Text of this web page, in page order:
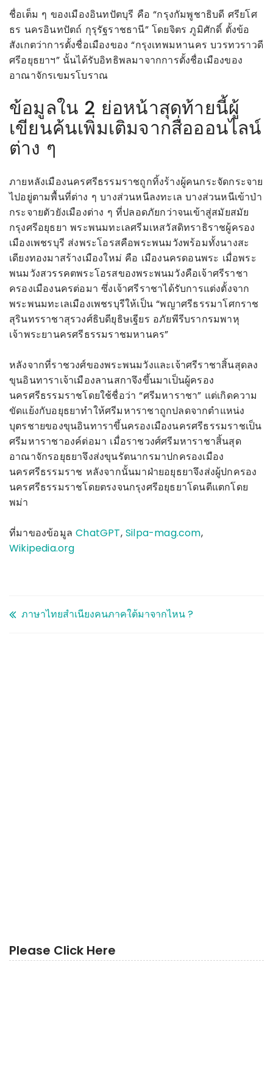
ชื่อเต็ม ๆ ของเมืองอินทปัตบุรี คือ “กรุงกัมพูชาธิบดี ศรียโศ
ธร นครอินทปัตถ์ กุรุรัฐราชธานี” โดยจิตร ภูมิศักดิ์ ตั้งข้อ
สังเกตว่าการตั้งชื่อเมืองของ “กรุงเทพมหานคร บวรทวราวดี
ศรีอยุธยาฯ” นั้นได้รับอิทธิพลมาจากการตั้งชื่อเมืองของ
อาณาจักรเขมรโบราณ
ข้อมูลใน 2 ย่อหน้าสุดท้ายนี้ผู้
เขียนค้นเพิ่มเติมจากสื่อออนไลน์
ต่าง ๆ
ภายหลังเมืองนครศรีธรรมราชถูกทิ้งร้างผู้คนกระจัดกระจาย
ไปอยู่ตามพื้นที่ต่าง ๆ บางส่วนหนีลงทะเล บางส่วนหนีเข้าป่า
กระจายตัวยังเมืองต่าง ๆ ที่ปลอดภัยกว่าจนเข้าสู่สมัยสมัย
กรุงศรีอยุธยา พระพนมทะเลศรีมเหสวัสดิทราธิราชผู้ครอง
เมืองเพชรบุรี ส่งพระโอรสคือพระพนมวังพร้อมทั้งนางสะ
เดียงทองมาสร้างเมืองใหม่ คือ เมืองนครดอนพระ เมื่อพระ
พนมวังสวรรคตพระโอรสของพระพนมวังคือเจ้าศรีราชา
ครองเมืองนครต่อมา ซึ่งเจ้าศรีราชาได้รับการแต่งตั้งจาก
พระพนมทะเลเมืองเพชรบุรีให้เป็น “พญาศรีธรรมาโศกราช
สุรินทรราชาสุรวงศ์ธิบดียุธิษเฐียร อภัยพีรีบรากรมพาหุ
เจ้าพระยานครศรีธรรมราชมหานคร”
หลังจากที่ราชวงศ์ของพระพนมวังและเจ้าศรีราชาสิ้นสุดลง
ขุนอินทาราเจ้าเมืองลานสกาจึงขึ้นมาเป็นผู้ครอง
นครศรีธรรมราชโดยใช้ชื่อว่า “ศรีมหาราชา” แต่เกิดความ
ขัดแย้งกับอยุธยาทำให้ศรีมหาราชาถูกปลดจากตำแหน่ง
บุตรชายของขุนอินทาราขึ้นครองเมืองนครศรีธรรมราชเป็น
ศรีมหาราชาองค์ต่อมา เมื่อราชวงศ์ศรีมหาราชาสิ้นสุด
อาณาจักรอยุธยาจึงส่งขุนรัตนากรมาปกครองเมือง
นครศรีธรรมราช หลังจากนั้นมาฝ่ายอยุธยาจึงส่งผู้ปกครอง
นครศรีธรรมราชโดยตรงจนกรุงศรีอยุธยาโดนตีแตกโดย
พม่า
ที่มาของข้อมูลChatGPT,Silpa-mag.com,
Wikipedia.org
ภาษาไทยสำเนียงคนภาคใต้มาจากไหน ?
Please Click Here